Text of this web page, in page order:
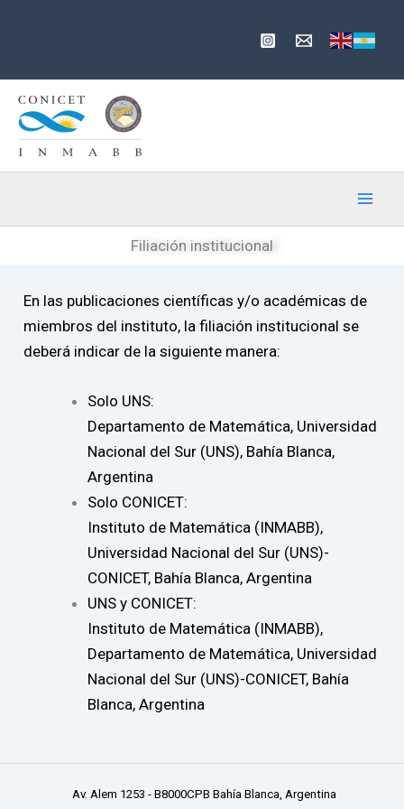
Filiación institucional
En las publicaciones científicas y/o académicas de
miembros del instituto, la filiación institucional se
deberá indicar de la siguiente manera:
Solo UNS:
Departamento de Matemática, Universidad
Nacional del Sur (UNS), Bahía Blanca,
Argentina
Solo CONICET:
Instituto de Matemática (INMABB),
Universidad Nacional del Sur (UNS)-
CONICET, Bahía Blanca, Argentina
UNS y CONICET:
Instituto de Matemática (INMABB),
Departamento de Matemática, Universidad
Nacional del Sur (UNS)-CONICET, Bahía
Blanca, Argentina
Av. Alem 1253 - B8000CPB Bahía Blanca, Argentina